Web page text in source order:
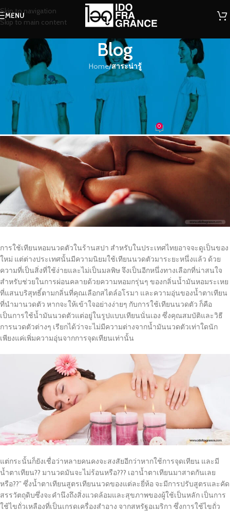
Skip to navigation
Skip to main content
MENU
Blog
Home/สาระน่ารู้
สาระน่ารู้
ผ่อนคลายกับกลิ่นหอมๆ ของเทียนนวด
ตัวอโรมา
น้องน้ำหอม On 17/12/2016 0
การใช้เทียนหอมนวดตัวในร้านสปา สำหรับในประเทศไทยอาจจะดูเป็นของ
ใหม่ แต่ต่างประเทศนั้นมีความนิยมใช้เทียนนวดตัวมาระยะหนึ่งแล้ว ด้วย
ความที่เป็นสิ่งที่ใช้ง่ายและไม่เป็นมลพิษ จึงเป็นอีกหนึ่งทางเลือกที่น่าสนใจ
สำหรับช่วยในการผ่อนคลายด้วยความหอมกรุ่นๆ ของกลิ่นน้ำมันหอมระเหย
ที่แสนบริสุทธิ์ตามกลิ่นที่คุณเลือกสไตล์อโรมา และความอุ่นของน้ำตาเทียน
ที่นำมานวดตัว หากจะให้เข้าใจอย่างง่ายๆ กับการใช้เทียนนวดตัว ก็คือ
เป็นการใช้น้ำมันนวดตัวแต่อยู่ในรูปแบบเทียนนั่นเอง ซึ่งคุณสมบัติและวิธี
การนวดตัวต่างๆ เรียกได้ว่าจะไม่มีความต่างจากน้ำมันนวดตัวเท่าใดนัก
เพียงแค่เพิ่มความอุ่นจากการจุดเทียนเท่านั้น
แต่กระนั้นก็ยังเชื่อว่าหลายคนคงจะสงสัยอีกว่าหากใช้การจุดเทียน และมี
น้ำตาเทียน?? มานวดมันจะไม่ร้อนหรือ??? เอาน้ำตาเทียนมาสาดกันเลย
หรือ??” ซึ่งน้ำตาเทียนสูตรเทียนนวดของแต่ละยี่ห้อ จะมีการปรับสูตรและคัด
สรรวัตถุดิบซึ่งจะคำนึงถึงสิ่งแวดล้อมและสุขภาพของผู้ใช้เป็นหลัก เป็นการ
ใช้ไขถั่วเหลืองที่เป็นเกรดเครื่องสำอาง จากสหรัฐอเมริกา ซึ่งการใช้ไขถั่ว